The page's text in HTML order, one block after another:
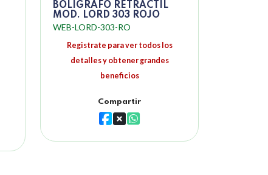
BOLIGRAFO RETRACTIL
MOD. LORD 303 ROJO
WEB-LORD-303-RO
Registrate para ver todos los
detalles y obtener grandes
beneficios
Compartir